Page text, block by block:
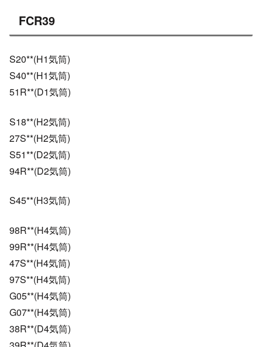
FCR39
S20**(H1気筒)
S40**(H1気筒)
51R**(D1気筒)
S18**(H2気筒)
27S**(H2気筒)
S51**(D2気筒)
94R**(D2気筒)
S45**(H3気筒)
98R**(H4気筒)
99R**(H4気筒)
47S**(H4気筒)
97S**(H4気筒)
G05**(H4気筒)
G07**(H4気筒)
38R**(D4気筒)